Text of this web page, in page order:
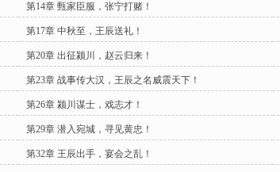
第14章 甄家臣服，张宁打赌！
第17章 中秋至，王辰送礼！
第20章 出征颍川，赵云归来！
第23章 战事传大汉，王辰之名威震天下！
第26章 颍川谋士，戏志才！
第29章 潜入宛城，寻见黄忠！
第32章 王辰出手，宴会之乱！